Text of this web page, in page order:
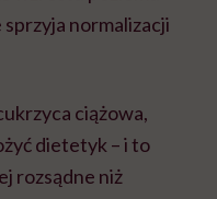
sprzyja normalizacji
ciążowa,
dietetyk – i to
rozsądne niż